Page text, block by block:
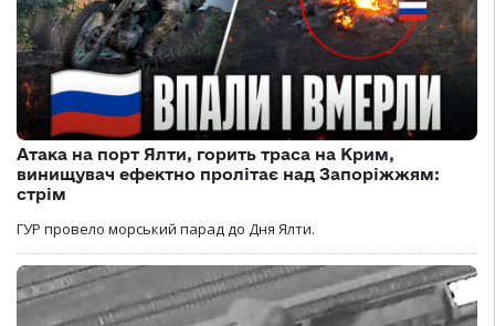
Атака на порт Ялти, горить траса на Крим,
винищувач ефектно пролітає над Запоріжжям:
стрім
ГУР провело морський парад до Дня Ялти.